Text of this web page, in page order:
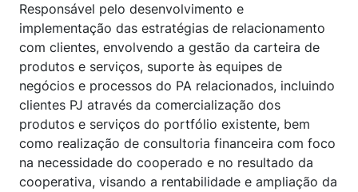
Responsável pelo desenvolvimento e
implementação das estratégias de relacionamento
com clientes, envolvendo a gestão da carteira de
produtos e serviços, suporte às equipes de
negócios e processos do PA relacionados, incluindo
clientes PJ através da comercialização dos
produtos e serviços do portfólio existente, bem
como realização de consultoria financeira com foco
na necessidade do cooperado e no resultado da
cooperativa, visando a rentabilidade e ampliação da